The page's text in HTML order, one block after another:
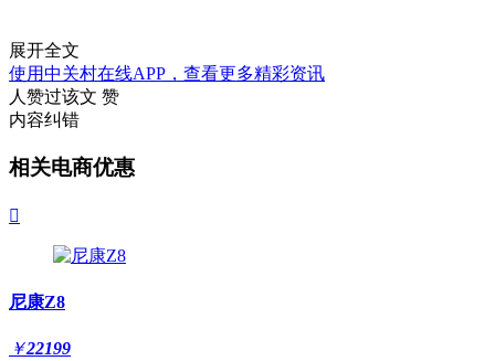
展开全文
使用中关村在线APP，查看更多精彩资讯
人赞过该文 赞
内容纠错
相关电商优惠

尼康Z8
￥22199